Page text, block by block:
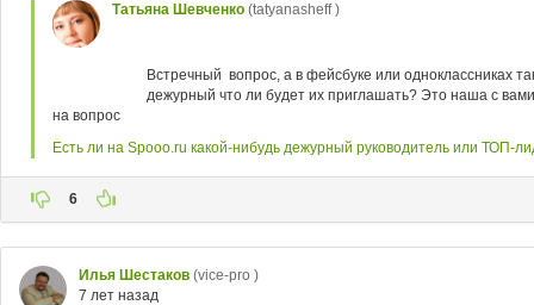
Татьяна Шевченко (tatyanasheff )
Встречный вопрос, а в фейсбуке или одноклассниках
дежурный что ли будет их приглашать? Это наша с
на вопрос
Есть ли на Spooo.ru какой-нибудь дежурный руководитель или ТОП-
6
Илья Шестаков (vice-pro )
7 лет назад